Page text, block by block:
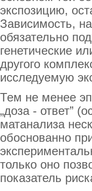
экспозицию,
Зависимость,
обязательно
генетические
другого
исследуемую
Тем не менее
„доза - ответ”
матанализа
обоснованно
только оно
показатель